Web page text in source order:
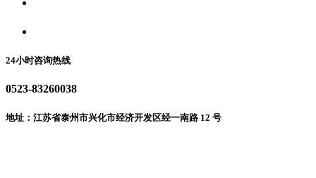
24小时咨询热线
0523-83260038
地址：江苏省泰州市兴化市经济开发区经一南路 12 号